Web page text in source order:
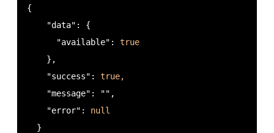
{
    "data": {
      "available":
true
    },
    "success":
true,
    "message": "",
    "error":
null
  }